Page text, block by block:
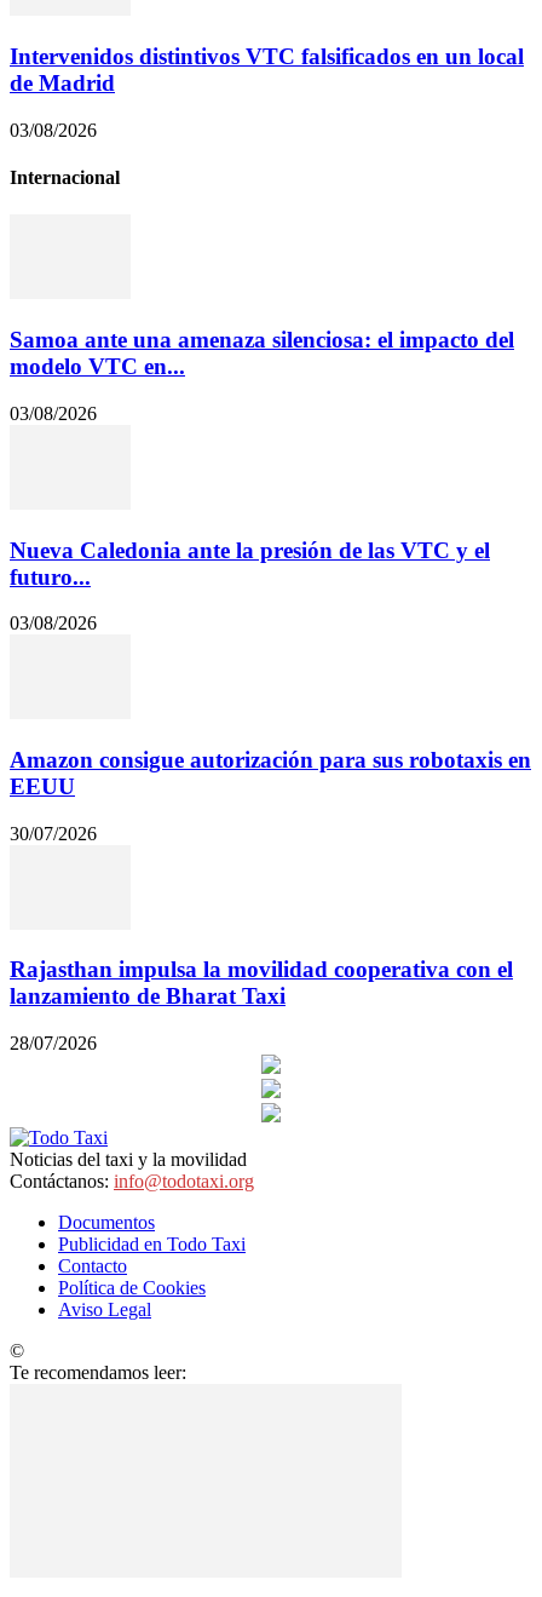
Intervenidos distintivos VTC falsificados en un local
de Madrid
03/08/2026
Internacional
Samoa ante una amenaza silenciosa: el impacto del
modelo VTC en...
03/08/2026
Nueva Caledonia ante la presión de las VTC y el
futuro...
03/08/2026
Amazon consigue autorización para sus robotaxis en
EEUU
30/07/2026
Rajasthan impulsa la movilidad cooperativa con el
lanzamiento de Bharat Taxi
28/07/2026
Noticias del taxi y la movilidad
Contáctanos: info@todotaxi.org
Documentos
Publicidad en Todo Taxi
Contacto
Política de Cookies
Aviso Legal
©
Te recomendamos leer: